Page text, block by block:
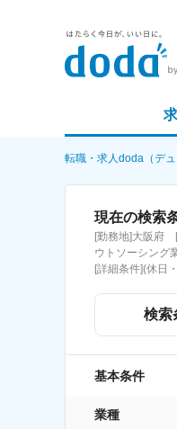
詳細条件から探
求人特集から探
転職・求人doda（デ
現在の検索
[勤務地]大阪府
ウトソーシング
[詳細条件](休日
検索
基本条件
業種